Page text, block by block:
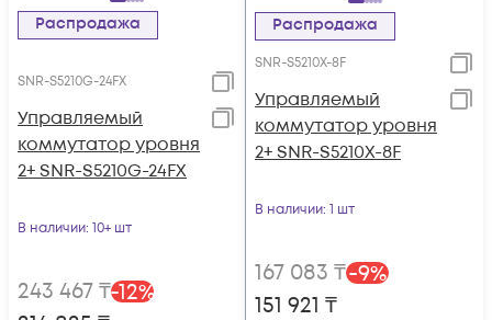
Распродажа
SNR-S5210G-24FX
Управляемый
коммутатор уровня
2+ SNR-S5210G-24FX
В наличии: 10+ шт
243 467₸-12%
Распродажа
SNR-S5210X-8F
Управляемый
коммутатор уровня
2+ SNR-S5210X-8F
В наличии: 1 шт
167 083 ₸-9%
151 921 ₸